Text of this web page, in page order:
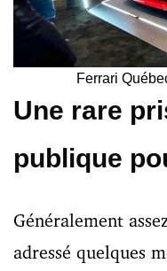
Ferrari
Une rare
publique
Généralement
adressé quelques